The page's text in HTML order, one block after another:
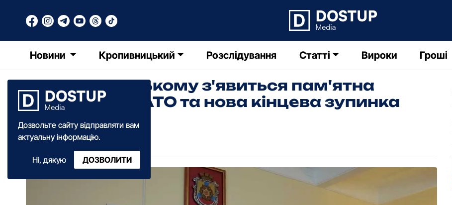
Новини Кропивницький Розслідування Статті Вироки Гроші
Дозвольте сайту відправляти вам
актуальну інформацію.
Ні, дякую ДОЗВОЛИТИ
У Кропивницькому з'явиться пам'ятна
дошка воїну АТО та нова кінцева зупинка
РТ Редакція Точки Доступу
16 червня·2017